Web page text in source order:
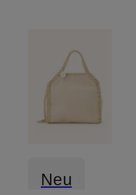
Neu